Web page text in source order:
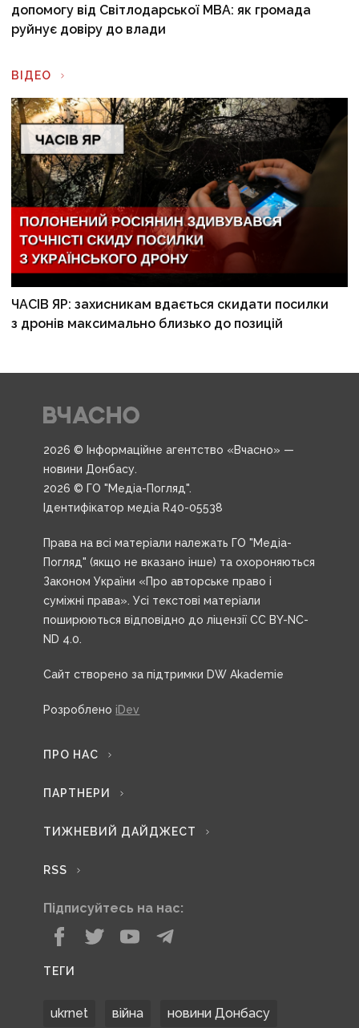
допомогу від Світлодарської МВА: як громада
руйнує довіру до влади
ВІДЕО
ЧАСІВ ЯР: захисникам вдається скидати посилки
з дронів максимально близько до позицій
2026 © Інформаційне агентство «Вчасно» —
новини Донбасу.
2026 © ГО "Медіа-Погляд".
Ідентифікатор медіа R40-05538
Права на всі матеріали належать ГО "Медіа-
Погляд" (якщо не вказано інше) та охороняються
Законом України «Про авторське право і
суміжні права». Усі текстові матеріали
поширюються відповідно до ліцензії CC BY-NC-
ND 4.0.
Сайт створено за підтримки DW Akademie
Розроблено iDev
ПРО НАС
ПАРТНЕРИ
ТИЖНЕВИЙ ДАЙДЖЕСТ
RSS
Підписуйтесь на нас:
ТЕГИ
ukrnet війна новини Донбасу